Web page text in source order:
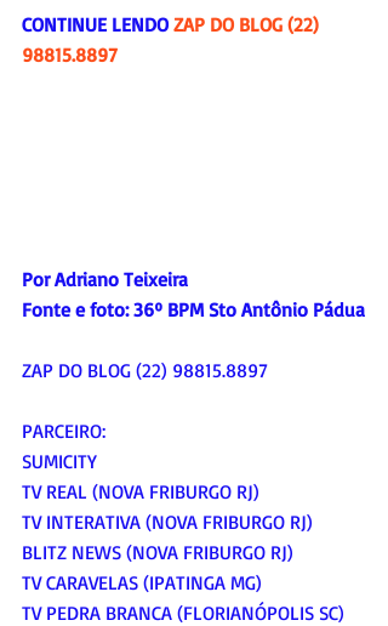
CONTINUE LENDO ZAP DO BLOG (22)
98815.8897
Por Adriano Teixeira
Fonte e foto: 36º BPM Sto Antônio Pádua
ZAP DO BLOG (22) 98815.8897
PARCEIRO:
SUMICITY
TV REAL (NOVA FRIBURGO RJ)
TV INTERATIVA (NOVA FRIBURGO RJ)
BLITZ NEWS (NOVA FRIBURGO RJ)
TV CARAVELAS (IPATINGA MG)
TV PEDRA BRANCA (FLORIANÓPOLIS SC)